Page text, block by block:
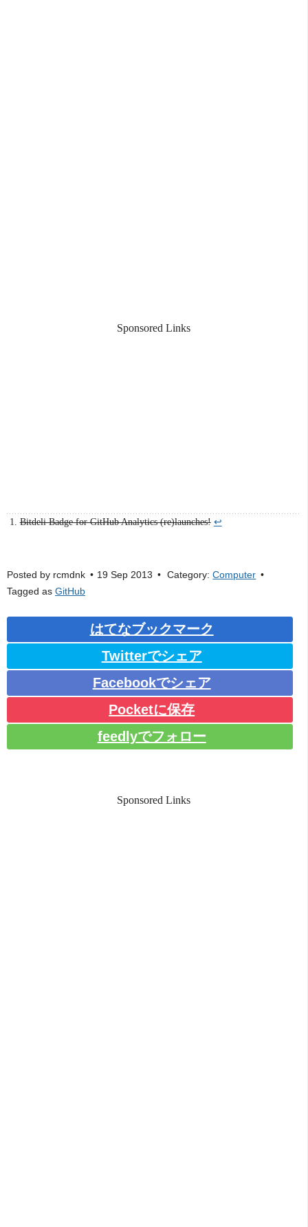
Sponsored Links
Bitdeli Badge for GitHub Analytics (re)launches! ↩
Posted by rcmdnk 19 Sep 2013 Category:Computer
Tagged as GitHub
はてなブックマーク
Twitterでシェア
Facebookでシェア
Pocketに保存
feedlyでフォロー
Sponsored Links